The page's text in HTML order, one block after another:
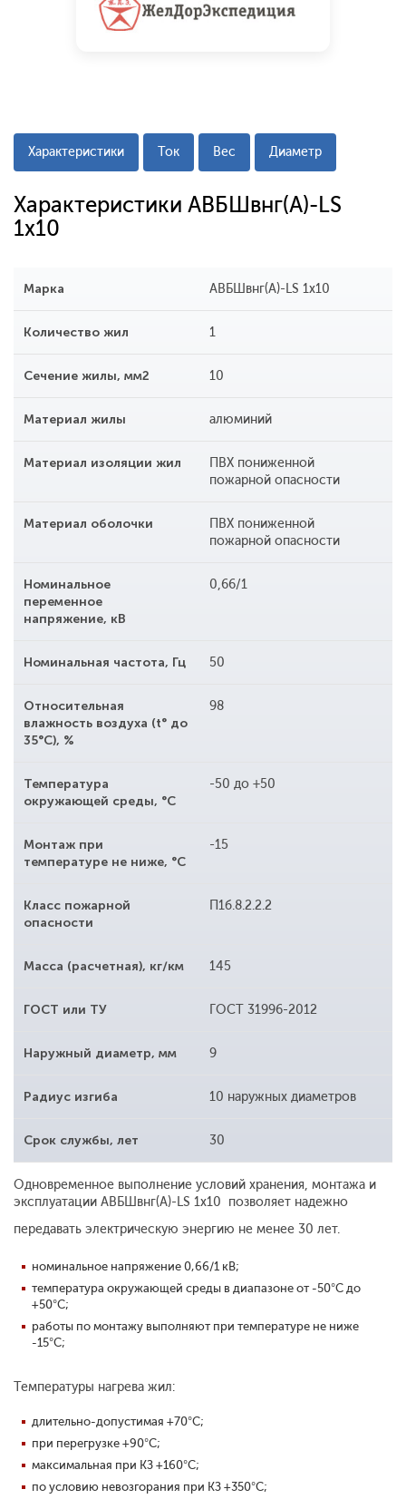
Характеристики Ток Вес Диаметр
Характеристики АВБШвнг(A)-LS
1x10
Марка АВБШвнг(A)-LS 1x10
Количество жил 1
Сечение жилы, мм2 10
Материал жилы алюминий
Материал изоляции жил
ПВХ пониженной
пожарной опасности
Материал оболочки
ПВХ пониженной
пожарной опасности
Номинальное
переменное
напряжение, кВ
0,66/1
Номинальная частота, Гц 50
Относительная
влажность воздуха (t° до
35°С), %
98
Температура
окружающей среды, °С
-50 до +50
Монтаж при
температуре не ниже, °С
-15
Класс пожарной
опасности
П1б.8.2.2.2
Масса (расчетная), кг/км 145
ГОСТ или ТУ ГОСТ 31996-2012
Наружный диаметр, мм 9
Радиус изгиба 10 наружных диаметров
Срок службы, лет 30
Одновременное выполнение условий хранения, монтажа и
эксплуатации АВБШвнг(A)-LS 1x10 позволяет надежно
передавать электрическую энергию не менее 30 лет.
номинальное напряжение 0,66/1 кВ;
температура окружающей среды в диапазоне от -50°С до
+50°С;
работы по монтажу выполняют при температуре не ниже
-15°С;
Температуры нагрева жил:
длительно-допустимая +70°С;
при перегрузке +90°С;
максимальная при КЗ +160°С;
по условию невозгорания при КЗ +350°С;